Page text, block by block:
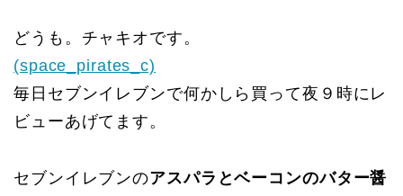
どうも。チャキオです。
(space_pirates_c)
毎日セブンイレブンで何かしら買って夜９時にレ
ビューあげてます。
セブンイレブンのアスパラとベーコンのバター醤